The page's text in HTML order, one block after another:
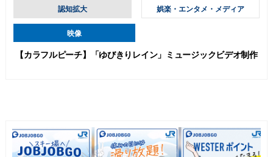
認知拡大 娯楽・エンタメ・メディア
映像
【カラフルピーチ】「ゆびきりレイン」ミュージックビデオ制作